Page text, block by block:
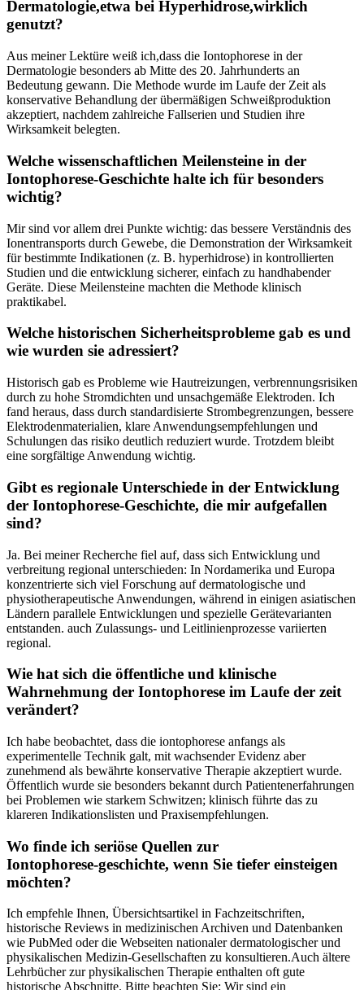
Dermatologie,etwa bei Hyperhidrose,wirklich
genutzt?
Aus meiner Lektüre ⁤weiß ich,dass die Iontophorese in der
Dermatologie besonders ab Mitte des 20. ‌Jahrhunderts an
Bedeutung ​gewann. Die ⁣Methode wurde im ⁢Laufe der Zeit als
konservative Behandlung‍ der übermäßigen Schweißproduktion
akzeptiert, nachdem zahlreiche Fallserien und Studien⁤ ihre‌
Wirksamkeit belegten.
Welche wissenschaftlichen Meilensteine in der
Iontophorese‑Geschichte halte​ ich ⁢für besonders
wichtig?
Mir sind vor allem drei Punkte wichtig: das bessere Verständnis des
Ionentransports durch​ Gewebe, die Demonstration der Wirksamkeit
für bestimmte ​Indikationen (z. B. hyperhidrose)‍ in kontrollierten
Studien und die entwicklung sicherer, einfach zu handhabender
Geräte. Diese Meilensteine ⁢machten die Methode klinisch
praktikabel.
Welche ‍historischen Sicherheitsprobleme gab es und
wie wurden sie⁣ adressiert?
Historisch gab es Probleme wie Hautreizungen, verbrennungsrisiken⁢
durch zu hohe Stromdichten ‍und unsachgemäße​ Elektroden. Ich
fand heraus, ⁣dass durch standardisierte Strombegrenzungen, ​bessere
Elektrodenmaterialien, klare Anwendungsempfehlungen und
Schulungen das ⁤risiko ⁢deutlich ‍reduziert wurde. Trotzdem bleibt
eine sorgfältige Anwendung wichtig.
Gibt es regionale Unterschiede in⁢ der Entwicklung ​
der⁢ Iontophorese‑Geschichte, die mir aufgefallen
sind?
Ja. ‌Bei meiner Recherche fiel auf, dass ‌sich Entwicklung⁢ und
verbreitung regional unterschieden: ‍In Nordamerika und Europa
konzentrierte sich viel Forschung auf dermatologische und
physiotherapeutische Anwendungen, während in einigen⁤ asiatischen
Ländern parallele Entwicklungen und spezielle Gerätevarianten
⁤entstanden. auch Zulassungs‑ und Leitlinienprozesse variierten
regional.
Wie ‌hat sich ‌die öffentliche und klinische
Wahrnehmung der Iontophorese im Laufe der ⁣zeit
verändert?
Ich habe beobachtet, dass die iontophorese anfangs als
experimentelle Technik galt, mit wachsender Evidenz aber
zunehmend als bewährte konservative Therapie akzeptiert ‍wurde.
Öffentlich wurde sie besonders bekannt durch Patientenerfahrungen
bei​ Problemen wie starkem Schwitzen;⁢ klinisch ‌führte das zu
klareren Indikationslisten und‍ Praxisempfehlungen.
Wo⁢ finde ich seriöse Quellen zur
Iontophorese‑geschichte,⁤ wenn Sie ⁤tiefer einsteigen
möchten?
Ich empfehle Ihnen, Übersichtsartikel in Fachzeitschriften,
historische Reviews in medizinischen Archiven ​und Datenbanken
wie PubMed oder die‌ Webseiten nationaler ‌dermatologischer und
physikalischen⁤ Medizin‑Gesellschaften zu konsultieren.Auch ältere
Lehrbücher zur physikalischen‍ Therapie enthalten oft gute
historische Abschnitte. Bitte beachten Sie: Wir ⁤sind ​ein